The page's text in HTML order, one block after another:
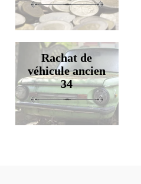
Rachat de
véhicule ancien
34